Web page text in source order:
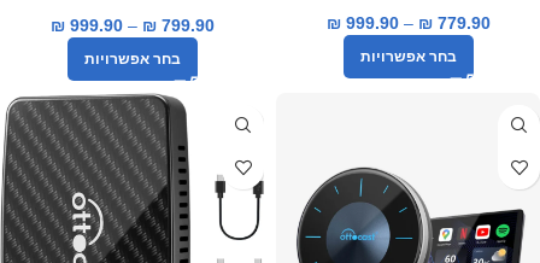
₪779.90
–
₪999.90
בחר אפשרויות
₪799.90
–
₪999.90
בחר אפשרויות